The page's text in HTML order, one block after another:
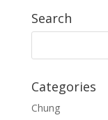
Search
Categories
Chung